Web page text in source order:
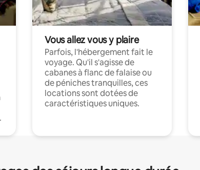
Vous allez vous y plaire
Parfois, l'hébergement fait le
voyage. Qu'il s'agisse de
cabanes à flanc de falaise ou
de péniches tranquilles, ces
locations sont dotées de
caractéristiques uniques.